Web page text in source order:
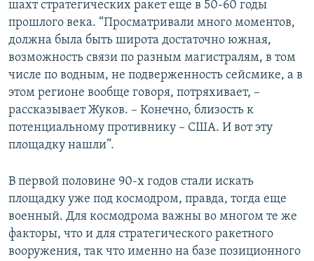
шахт стратегических ракет еще в 50-60 годы
прошлого века. “Просматривали много моментов,
должна была быть широта достаточно южная,
возможность связи по разным магистралям, в том
числе по водным, не подверженность сейсмике, а в
этом регионе вообще говоря, потряхивает, –
рассказывает Жуков. – Конечно, близость к
потенциальному противнику – США. И вот эту
площадку нашли”.
В первой половине 90-х годов стали искать
площадку уже под космодром, правда, тогда еще
военный. Для космодрома важны во многом те же
факторы, что и для стратегического ракетного
вооружения, так что именно на базе позиционного